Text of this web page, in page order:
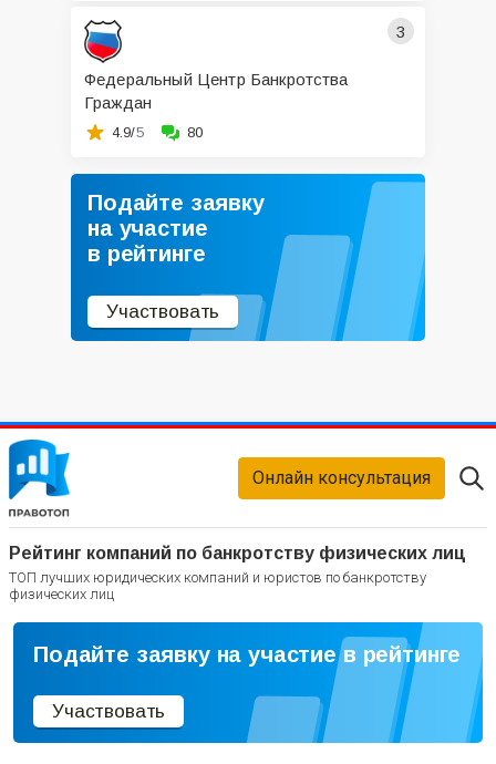
3
Федеральный Центр Банкротства
Граждан
4.9/5 80
Подайте заявку
на участие
в рейтинге
Участвовать
Рейтинг компаний по банкротству физических лиц
ТОП лучших юридических компаний и юристов по банкротству
физических лиц
Онлайн консультация
Подайте заявку на участие в рейтинге
Участвовать